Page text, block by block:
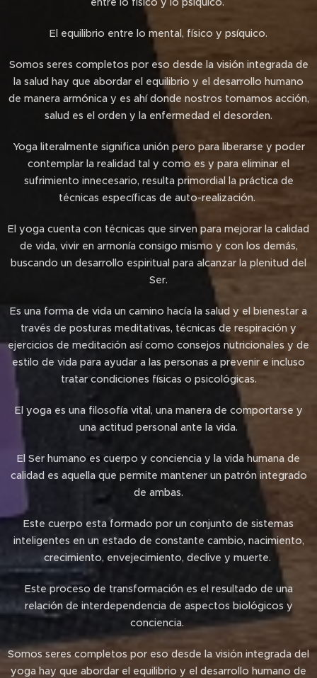
El equilibrio entre lo mental, físico y psíquico.
Somos seres completos por eso desde la visión integrada de
la salud hay que abordar el equilibrio y el desarrollo humano
de manera armónica y es ahí donde nostros tomamos acción,
salud es el orden y la enfermedad el desorden.
Yoga literalmente significa unión pero para liberarse y poder
contemplar la realidad tal y como es y para eliminar el
sufrimiento innecesario, resulta primordial la práctica de
técnicas específicas de auto-realización.
El yoga cuenta con técnicas que sirven para mejorar la calidad
de vida, vivir en armonía consigo mismo y con los demás,
buscando un desarrollo espiritual para alcanzar la plenitud del
Ser.
Es una forma de vida un camino hacía la salud y el bienestar a
través de posturas meditativas, técnicas de respiración y
ejercicios de meditación así como consejos nutricionales y de
estilo de vida para ayudar a las personas a prevenir e incluso
tratar condiciones físicas o psicológicas.
El yoga es una filosofía vital, una manera de comportarse y
una actitud personal ante la vida.
El Ser humano es cuerpo y conciencia y la vida humana de
calidad es aquella que permite mantener un patrón integrado
de ambas.
Este cuerpo esta formado por un conjunto de sistemas
inteligentes en un estado de constante cambio, nacimiento,
crecimiento, envejecimiento, declive y muerte.
Este proceso de transformación es el resultado de una
relación de interdependencia de aspectos biológicos y
conciencia.
Somos seres completos por eso desde la visión integrada del
yoga hay que abordar el equilibrio y el desarrollo humano de